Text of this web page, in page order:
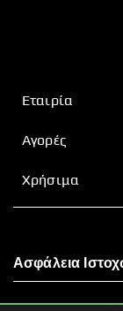
Εταιρία
Αγορές
Χρήσιμα
Ασφάλεια